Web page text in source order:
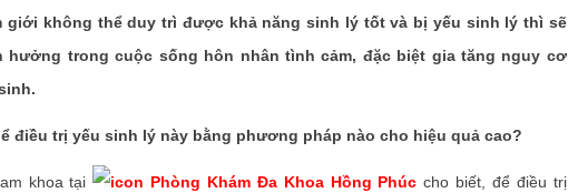
giới không thể duy trì được khả năng sinh lý tốt và bị yếu sinh lý thì sẽ
hưởng trong cuộc sống hôn nhân tình cảm, đặc biệt gia tăng nguy cơ
điều trị yếu sinh lý này bằng phương pháp nào cho hiệu quả cao?
khoa tại Phòng Khám Đa Khoa Hồng Phúc cho biết, để điều trị